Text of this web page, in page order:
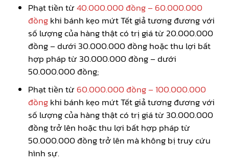
Phạt tiền từ40.000.000 đồng – 60.000.000
đồngkhi bánh kẹo mứt Tết giả tương đương với
số lượng của hàng thật có trị giá từ 20.000.000
đồng – dưới 30.000.000 đồng hoặc thu lợi bất
hợp pháp từ 30.000.000 đồng – dưới
50.000.000 đồng;
Phạt tiền từ60.000.000 đồng – 100.000.000
đồngkhi bánh kẹo mứt Tết giả tương đương với
số lượng của hàng thật có trị giá từ 30.000.000
đồng trở lên hoặc thu lợi bất hợp pháp từ
50.000.000 đồng trở lên mà không bị truy cứu
hình sự.